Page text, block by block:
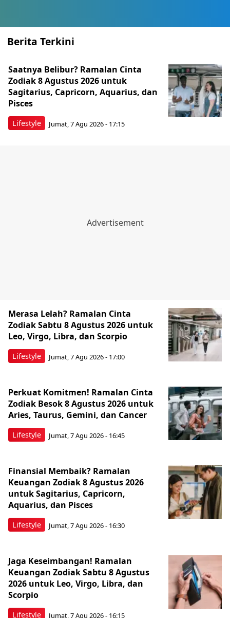
Berita Terkini
Lifestyle
Saatnya Belibur? Ramalan Cinta
Zodiak 8 Agustus 2026 untuk
Sagitarius, Capricorn, Aquarius, dan
Pisces
Jumat, 7 Agu 2026 - 17:15
Lifestyle
Merasa Lelah? Ramalan Cinta
Zodiak Sabtu 8 Agustus 2026 untuk
Leo, Virgo, Libra, dan Scorpio
Jumat, 7 Agu 2026 - 17:00
Lifestyle
Perkuat Komitmen! Ramalan Cinta
Zodiak Besok 8 Agustus 2026 untuk
Aries, Taurus, Gemini, dan Cancer
Jumat, 7 Agu 2026 - 16:45
Lifestyle
Finansial Membaik? Ramalan
Keuangan Zodiak 8 Agustus 2026
untuk Sagitarius, Capricorn,
Aquarius, dan Pisces
Jumat, 7 Agu 2026 - 16:30
Lifestyle
Jaga Keseimbangan! Ramalan
Keuangan Zodiak Sabtu 8 Agustus
2026 untuk Leo, Virgo, Libra, dan
Scorpio
Jumat, 7 Agu 2026 - 16:15